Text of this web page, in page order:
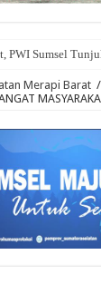
PWI Sumsel
Merapi Barat /